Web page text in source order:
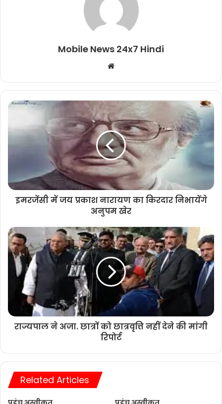
Mobile News 24x7 Hindi
Website
इमरजेंसी में जय प्रकाश नारायण का किरदार निभायेंगे
अनुपम खेर
राज्यपाल ने अजा. छात्रों को छात्रवृत्ति नहीं देने की मांगी
रिपोर्ट
Related Articles